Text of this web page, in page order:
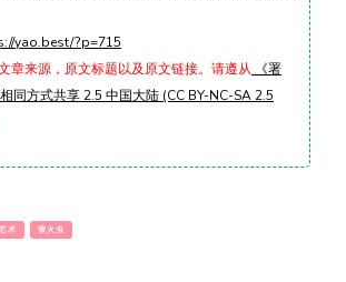
yao.best/?p=715
章来源，原文标题以及原文链接。请遵从 《署
同方式共享 2.5 中国大陆 (CC BY-NC-SA 2.5
术 萤火虫